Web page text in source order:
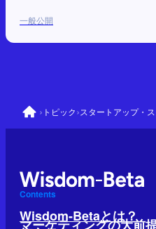
一般公開
› トピック›
Contents
Wisdom-Betaとは？
マーケティングの大前